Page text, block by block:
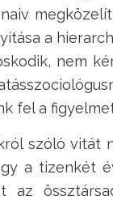
a
nem
fel a
szóló vitát
a tizenkét
az